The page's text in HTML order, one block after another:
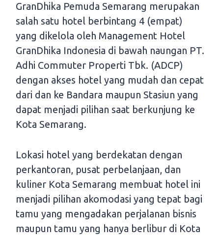
GranDhika Pemuda Semarang merupakan
salah satu hotel berbintang 4 (empat)
yang dikelola oleh Management Hotel
GranDhika Indonesia di bawah naungan PT.
Adhi Commuter Properti Tbk. (ADCP)
dengan akses hotel yang mudah dan cepat
dari dan ke Bandara maupun Stasiun yang
dapat menjadi pilihan saat berkunjung ke
Kota Semarang.
Lokasi hotel yang berdekatan dengan
perkantoran, pusat perbelanjaan, dan
kuliner Kota Semarang membuat hotel ini
menjadi pilihan akomodasi yang tepat bagi
tamu yang mengadakan perjalanan bisnis
maupun tamu yang hanya berlibur di Kota